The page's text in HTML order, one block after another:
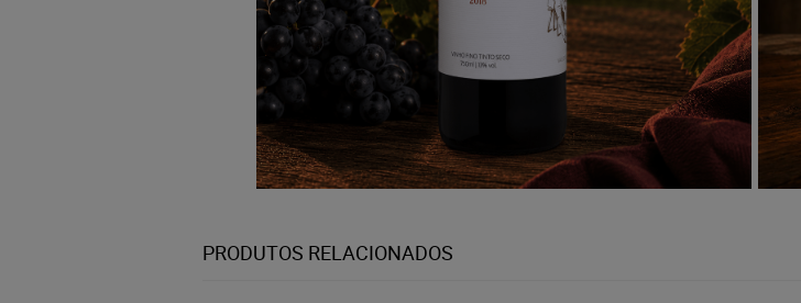
PRODUTOS RELACIONADOS